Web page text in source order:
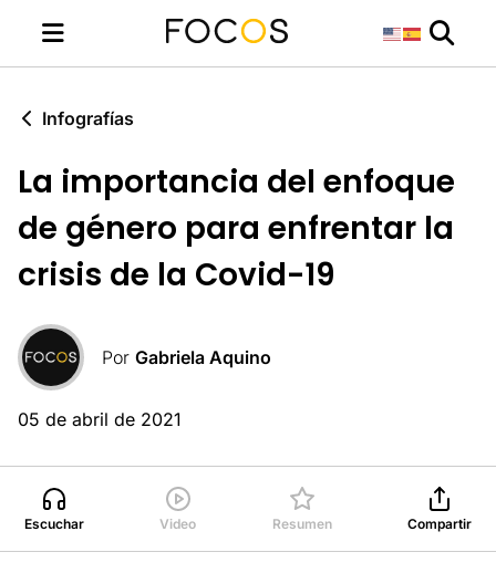
Infografías
La importancia del enfoque
de género para enfrentar la
crisis de la Covid-19
Por Gabriela Aquino
05 de abril de 2021
Escuchar Video Resumen Compartir